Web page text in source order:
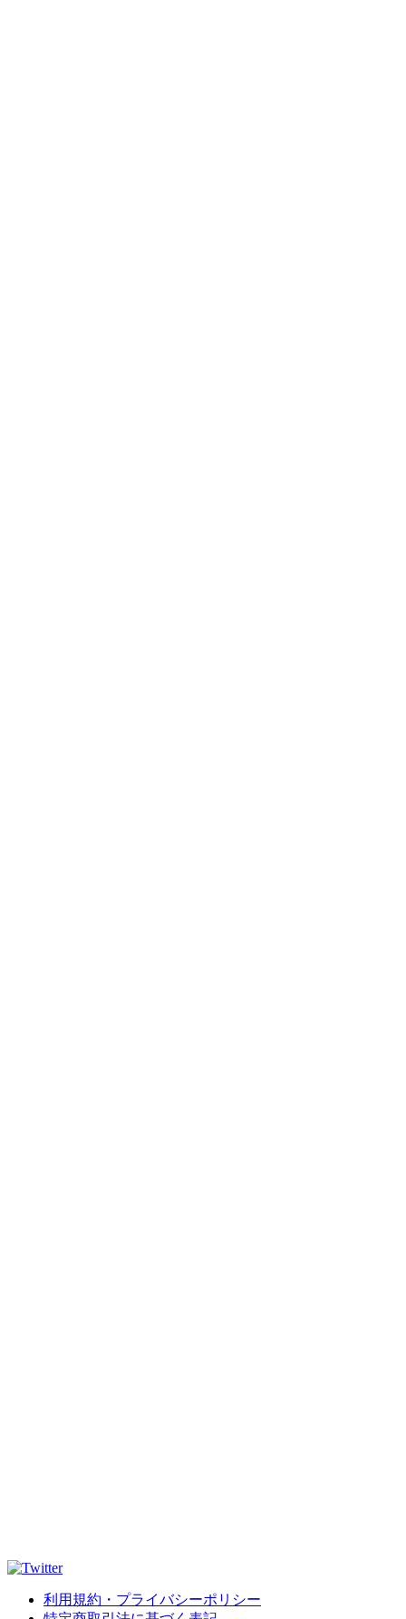
利用規約・プライバシーポリシー